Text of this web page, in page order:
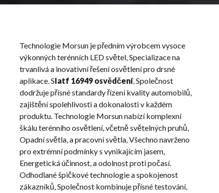
Off
Road
Technologie Morsun je předním výrobcem vysoce
výkonných terénních LED světel, Specializace na
trvanlivá a inovativní řešení osvětlení pro drsné
aplikace. SIatf 16949 osvědčení, Společnost
dodržuje přísné standardy řízení kvality automobilů,
zajištění spolehlivosti a dokonalosti v každém
produktu. Technologie Morsun nabízí komplexní
škálu terénního osvětlení, včetně světelných pruhů,
Opadní světla, a pracovní světla, Všechno navrženo
pro extrémní podmínky s vynikajícím jasem,
Energetická účinnost, a odolnost proti počasí.
Odhodlané špičkové technologie a spokojenost
zákazníků, Společnost kombinuje přísné testování,